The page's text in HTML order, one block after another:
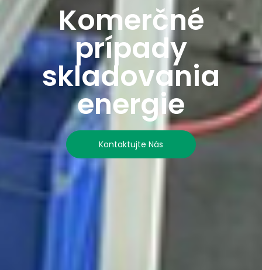
Komerčné
prípady
skladovania
energie
Kontaktujte Nás